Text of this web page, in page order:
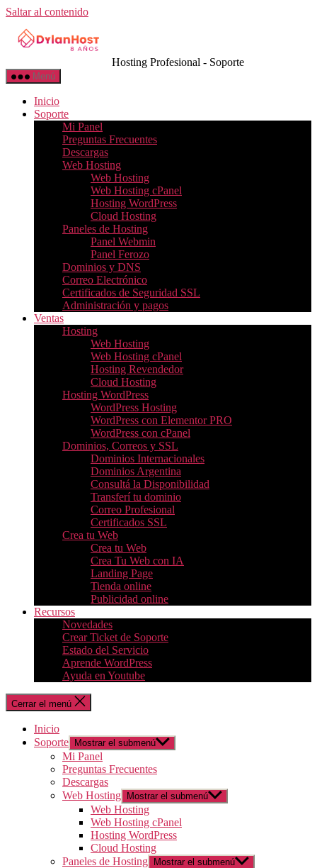
Saltar al contenido
Hosting Profesional - Soporte
Menú
Inicio
Soporte
Mi Panel
Preguntas Frecuentes
Descargas
Web Hosting
Web Hosting
Web Hosting cPanel
Hosting WordPress
Cloud Hosting
Paneles de Hosting
Panel Webmin
Panel Ferozo
Dominios y DNS
Correo Electrónico
Certificados de Seguridad SSL
Administración y pagos
Ventas
Hosting
Web Hosting
Web Hosting cPanel
Hosting Revendedor
Cloud Hosting
Hosting WordPress
WordPress Hosting
WordPress con Elementor PRO
WordPress con cPanel
Dominios, Correos y SSL
Dominios Internacionales
Dominios Argentina
Consultá la Disponibilidad
Transferí tu dominio
Correo Profesional
Certificados SSL
Crea tu Web
Crea tu Web
Crea Tu Web con IA
Landing Page
Tienda online
Publicidad online
Recursos
Novedades
Crear Ticket de Soporte
Estado del Servicio
Aprende WordPress
Ayuda en Youtube
Cerrar el menú
Inicio
Soporte
Mostrar el submenú
Mi Panel
Preguntas Frecuentes
Descargas
Web Hosting
Mostrar el submenú
Web Hosting
Web Hosting cPanel
Hosting WordPress
Cloud Hosting
Paneles de Hosting
Mostrar el submenú